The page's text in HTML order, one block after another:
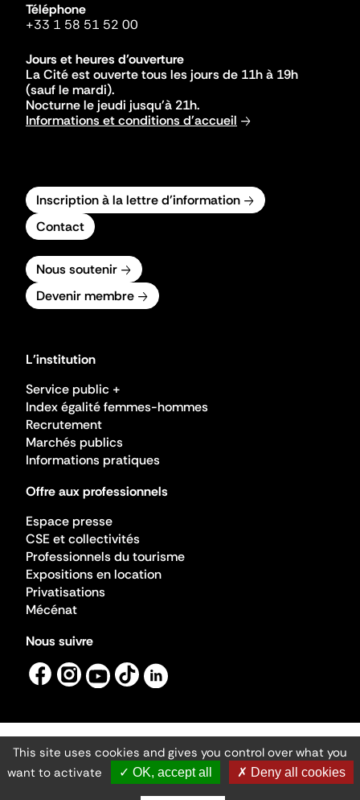
Téléphone
+33 1 58 51 52 00
Jours et heures d'ouverture
La Cité est ouverte tous les jours de 11h à 19h
(sauf le mardi).
Nocturne le jeudi jusqu'à 21h.
Informations et conditions d'accueil
Inscription à la lettre d'information
Contact
Nous soutenir
Devenir membre
L'institution
Service public +
Index égalité femmes-hommes
Recrutement
Marchés publics
Informations pratiques
Offre aux professionnels
Espace presse
CSE et collectivités
Professionnels du tourisme
Expositions en location
Privatisations
Mécénat
Nous suivre
Mentions légales
Gestion des cookies
Accessibilité numérique
Ministère de la Culture ©2026
This site uses cookies and gives you control over what you
want to activate
✓ OK, accept all ✗ Deny all cookies